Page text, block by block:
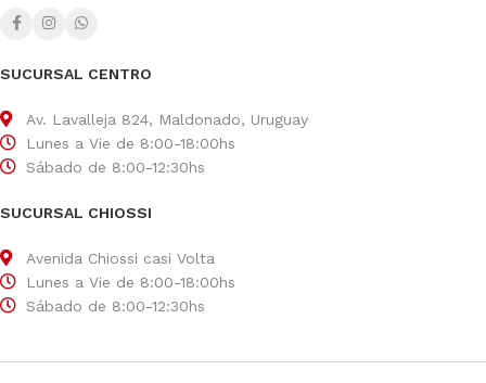
SUCURSAL CENTRO
Av. Lavalleja 824, Maldonado, Uruguay
Lunes a Vie de 8:00-18:00hs
Sábado de 8:00-12:30hs
SUCURSAL CHIOSSI
Avenida Chiossi casi Volta
Lunes a Vie de 8:00-18:00hs
Sábado de 8:00-12:30hs